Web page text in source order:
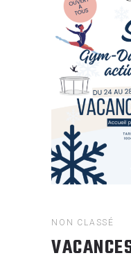
NON CLASSÉ